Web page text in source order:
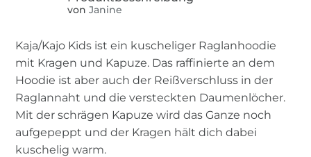
von Janine
Kaja/Kajo Kids ist ein kuscheliger Raglanhoodie
mit Kragen und Kapuze. Das raffinierte an dem
Hoodie ist aber auch der Reißverschluss in der
Raglannaht und die versteckten Daumenlöcher.
Mit der schrägen Kapuze wird das Ganze noch
aufgepeppt und der Kragen hält dich dabei
kuschelig warm.